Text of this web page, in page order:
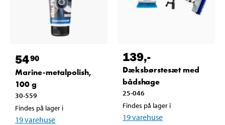
5490
Marine-metalpolish,
100 g
30-559
Findes på lager i
19varehuse
139,-
Dæksbørstesæt med
bådshage
25-046
Findes på lager i
19varehuse